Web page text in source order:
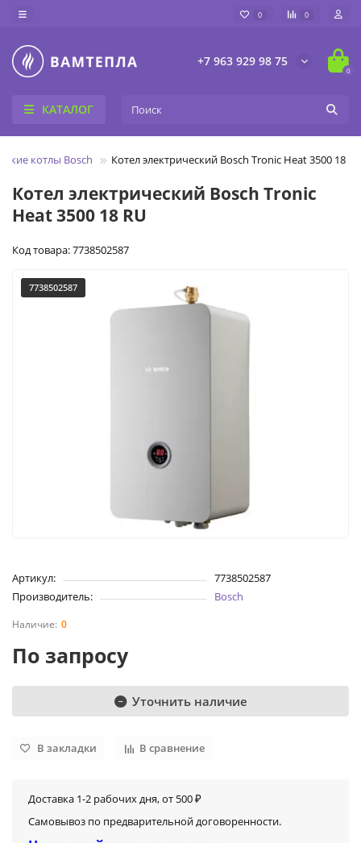
0 0
+7 963 929 98 75
0
КАТАЛОГ
котлы Bosch Котел электрический Bosch Tronic Heat 3500 18 RU
Котел электрический Bosch Tronic
Heat 3500 18 RU
Код товара: 7738502587
7738502587
Артикул:
7738502587
Производитель:
Bosch
0
По запросу
Уточнить наличие
В закладки В сравнение
Доставка 1-2 рабочих дня, от 500 ₽
Самовывоз по предварительной договоренности.